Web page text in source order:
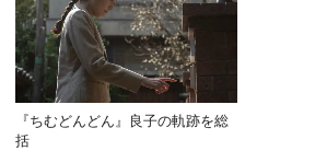
『ちむどんどん』良子の軌跡を総
括